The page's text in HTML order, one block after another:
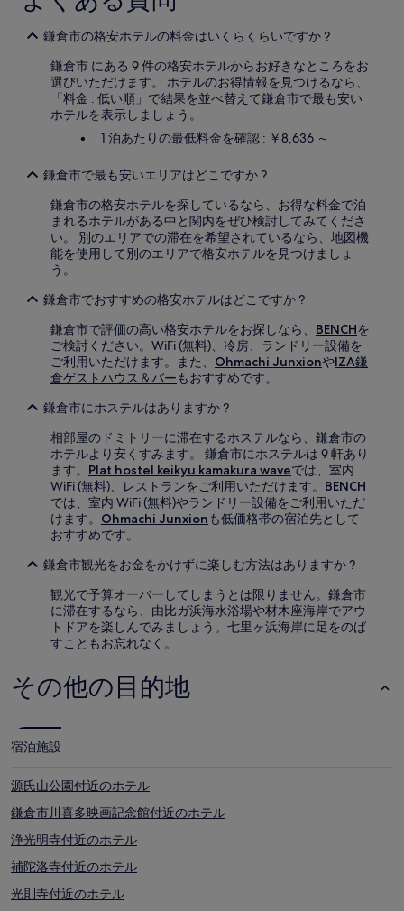
鎌倉市の格安ホテルの料金はいくらくらいですか ?
鎌倉市 にある 9 件の格安ホテルからお好きなところをお
選びいただけます。 ホテルのお得情報を見つけるなら、
「料金 : 低い順」で結果を並べ替えて鎌倉市で最も安い
ホテルを表示しましょう。
1 泊あたりの最低料金を確認 : ￥8,636 ～
鎌倉市で最も安いエリアはどこですか ?
鎌倉市の格安ホテルを探しているなら、お得な料金で泊
まれるホテルがある中と関内をぜひ検討してみてくださ
い。 別のエリアでの滞在を希望されているなら、地図機
能を使用して別のエリアで格安ホテルを見つけましょ
う。
鎌倉市でおすすめの格安ホテルはどこですか ?
鎌倉市で評価の高い格安ホテルをお探しなら、 BENCHを
ご検討ください。WiFi (無料)、冷房、ランドリー設備を
ご利用いただけます。また、 Ohmachi JunxionやIZA鎌
倉ゲストハウス＆バーもおすすめです。
鎌倉市にホステルはありますか ?
相部屋のドミトリーに滞在するホステルなら、鎌倉市の
ホテルより安くすみます。 鎌倉市にホステルは 9 軒あり
ます。 Plat hostel keikyu kamakura waveでは、室内
WiFi (無料)、レストランをご利用いただけます。 BENCH
では、室内 WiFi (無料)やランドリー設備をご利用いただ
けます。 Ohmachi Junxionも低価格帯の宿泊先として
おすすめです。
鎌倉市観光をお金をかけずに楽しむ方法はありますか ?
観光で予算オーバーしてしまうとは限りません。鎌倉市
に滞在するなら、由比ガ浜海水浴場や材木座海岸でアウ
トドアを楽しんでみましょう。七里ヶ浜海岸に足をのば
すこともお忘れなく。
その他の目的地
宿泊施設
源氏山公園付近のホテル
鎌倉市川喜多映画記念館付近のホテル
浄光明寺付近のホテル
補陀洛寺付近のホテル
光則寺付近のホテル